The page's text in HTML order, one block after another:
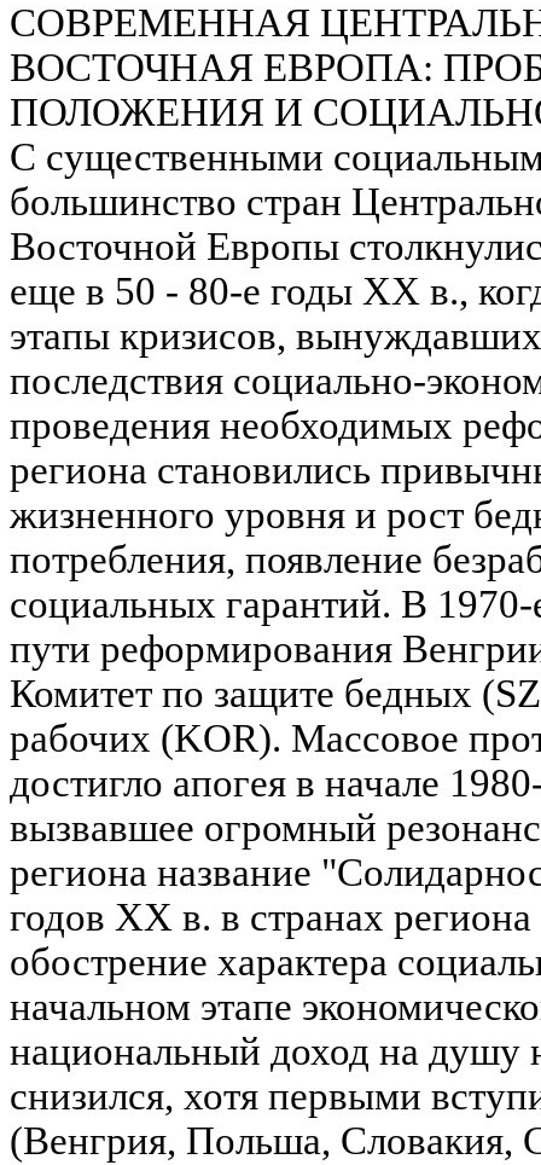
СОВРЕМЕННАЯ
ВОСТОЧНАЯ ЕВРОПА:
ПОЛОЖЕНИЯ И
С существенными
большинство стран
Восточной Европы
еще в 50 - 80-е годы XX в.,
этапы кризисов,
последствия социально-
проведения необходимых
региона становились
жизненного уровня и рост
потребления, появление
социальных гарантий. В
пути реформирования
Комитет по защите бедных
рабочих (KOR). Массовое
достигло апогея в начале
вызвавшее огромный
региона название
годов XX в. в странах
обострение характера
начальном этапе
национальный доход на душу
снизился, хотя первыми
(Венгрия, Польша, Словакия,